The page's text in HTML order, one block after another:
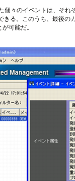
々のイベントは、それ
きる。このうち、最後
可能だ。